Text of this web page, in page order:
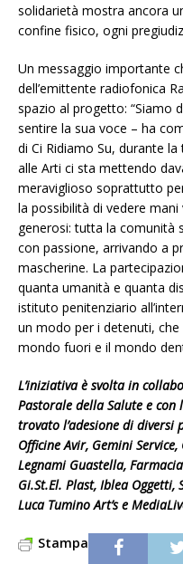
solidarietà mostra ancora
confine fisico, ogni
Un messaggio importante
dell’emittente radiofonica
spazio al progetto: “Siamo
sentire la sua voce – ha
di Ci Ridiamo Su, durante
alle Arti ci sta mettendo
meraviglioso soprattutto
la possibilità di vedere
generosi: tutta la comunità
con passione, arrivando a
mascherine. La
quanta umanità e quanta
istituto penitenziario
un modo per i detenuti,
mondo fuori e il mondo
L’iniziativa è svolta in
Pastorale della Salute e con
trovato l’adesione di diversi
Officine Avir, Gemini
Legnami Guastella,
Gi.St.El. Plast, Iblea
Luca Tumino Art’s e
Stampa